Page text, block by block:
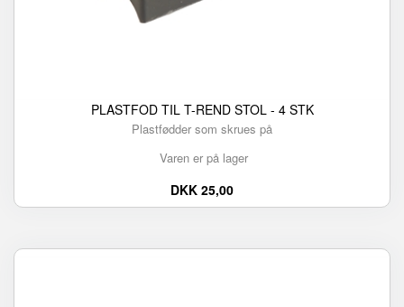
PLASTFOD TIL T-REND STOL - 4 STK
Plastfødder som skrues på
Varen er på lager
DKK 25,00